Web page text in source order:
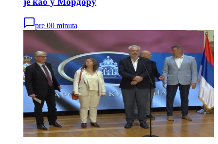
pre 00 minuta